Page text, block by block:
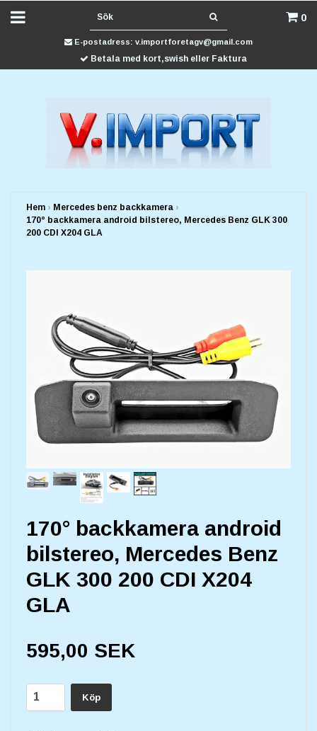
0
E-postadress: v.importforetagv@gmail.com
Betala med kort,swish eller Faktura
Hem › Mercedes benz backkamera ›
170° backkamera android bilstereo, Mercedes Benz GLK 300
200 CDI X204 GLA
170° backkamera android
bilstereo, Mercedes Benz
GLK 300 200 CDI X204
GLA
595,00 SEK
Köp